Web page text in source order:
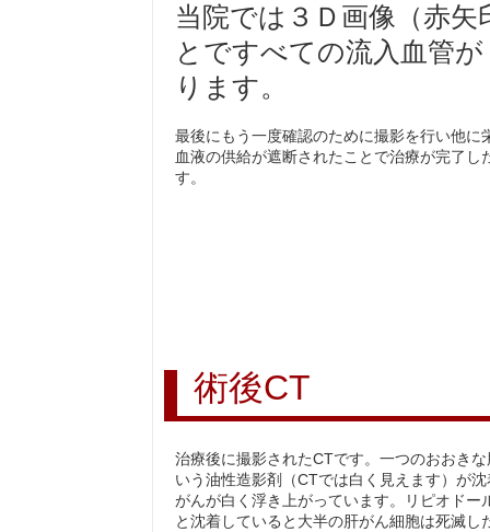
当院では３Ｄ画像（赤
とですべての流入血管
ります。
最後にもう一度確認のために撮影を行い他に
血液の供給が遮断されたことで治療が完了し
す。
術後CT
治療後に撮影されたCTです。一つのおおき
いう油性造影剤（CTでは白く見えます）が
がんが白く浮き上がっています。リピオドー
と沈着していると大半の肝がん細胞は死滅し